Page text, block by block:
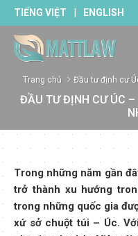
TIẾNG VIỆT | ENGLISH
Trang chủ Đầu tư định cư
ĐẦU TƯ ĐỊNH CƯ ÚC –
Trong những năm gần
trở thành xu hướng
trong những quốc gia
xứ sở chuột túi – Úc.